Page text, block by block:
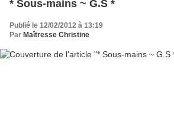
* Sous-mains ~ G.S *
Publié le 12/02/2012 à 13:19
Par Maîtresse Christine